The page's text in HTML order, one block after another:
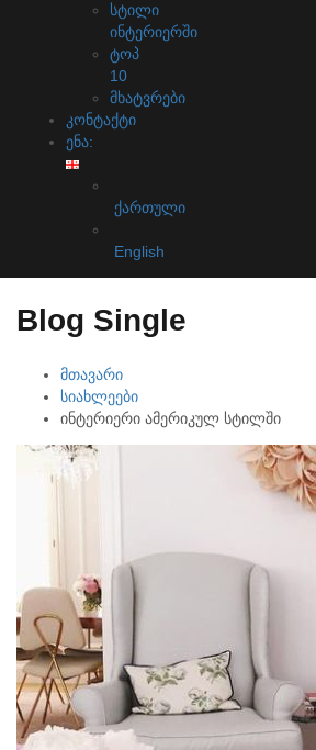
სტილი
ინტერიერში
ტოპ
10
მხატვრები
კონტაქტი
ენა:
ქართული
English
Blog Single
მთავარი
სიახლეები
ინტერიერი ამერიკულ სტილში